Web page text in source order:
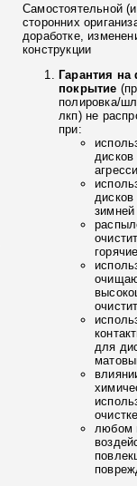
Самостоятельной
сторонних
доработке,
конструкции
Гарантия
покрытие
полировка/
лкп) не
при:
зимней
для
любом